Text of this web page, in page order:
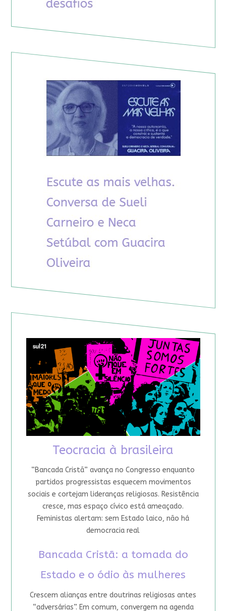
Teocracia à brasileira
“Bancada Cristã” avança no Congresso enquanto
partidos progressistas esquecem movimentos
sociais e cortejam lideranças religiosas. Resistência
cresce, mas espaço cívico está ameaçado.
Feministas alertam: sem Estado laico, não há
democracia real
Bancada Cristã: a tomada do
Estado e o ódio às mulheres
Crescem alianças entre doutrinas religiosas antes
“adversárias”. Em comum, convergem na agenda